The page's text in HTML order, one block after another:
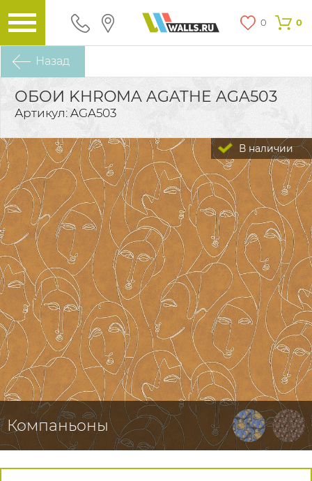
0 0
Назад
ОБОИ KHROMA AGATHE AGA503
Артикул: AGA503
В наличии
Компаньоны